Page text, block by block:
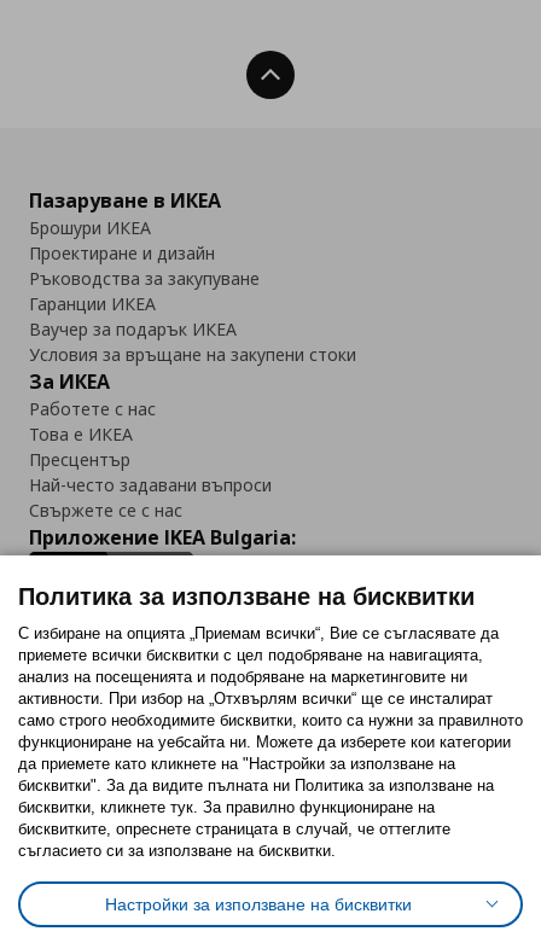
Нагоре
Пазаруване в ИКЕА
Брошури ИКЕА
Проектиране и дизайн
Ръководства за закупуване
Гаранции ИКЕА
Ваучер за подарък ИКЕА
Условия за връщане на закупени стоки
За ИКЕА
Работете с нас
Това е ИКЕА
Пресцентър
Най-често задавани въпроси
Свържете се с нас
Приложение IKEA Bulgaria:
Последвайте ни:
FacebookTwitterYoutubePinterestInstagram
Политика за използване на бисквитки (Cookies)
Избор на настройки за използване на бисквитки
Условия за ползване на ikea.bgОбща политика за личните данни
Политика за използване на бисквитки
С избиране на опцията „Приемам всички“, Вие се съгласявате да
приемете всички бисквитки с цел подобряване на навигацията,
анализ на посещенията и подобряване на маркетинговите ни
активности. При избор на „Отхвърлям всички“ ще се инсталират
само строго необходимитe бисквитки, които са нужни за правилното
функциониране на уебсайта ни. Можете да изберете кои категории
да приемете като кликнете на "Настройки за използване на
бисквитки". За да видите пълната ни Политика за използване на
бисквитки, кликнете тук. За правилно функциониране на
бисквитките, опреснете страницата в случай, че оттеглите
съгласието си за използване на бисквитки.
Настройки за използване на бисквитки